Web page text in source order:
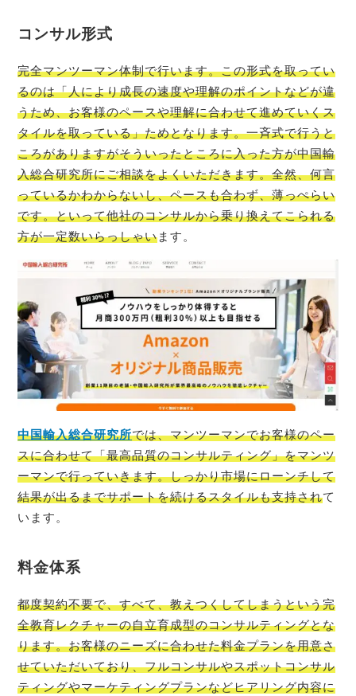
コンサル形式
完全マンツーマン体制で行います。この形式を取ってい
るのは「人により成長の速度や理解のポイントなどが違
うため、お客様のペースや理解に合わせて進めていくス
タイルを取っている」ためとなります。一斉式で行うと
ころがありますがそういったところに入った方が中国輸
入総合研究所にご相談をよくいただきます。全然、何言
っているかわからないし、ペースも合わず、薄っぺらい
です。といって他社のコンサルから乗り換えてこられる
方が一定数いらっしゃいます。
中国輸入総合研究所では、マンツーマンでお客様のペー
スに合わせて「最高品質のコンサルティング」をマンツ
ーマンで行っていきます。しっかり市場にローンチして
結果が出るまでサポートを続けるスタイルも支持されて
います。
料金体系
都度契約不要で、すべて、教えつくしてしまうという完
全教育レクチャーの自立育成型のコンサルティングとな
ります。お客様のニーズに合わせた料金プランを用意さ
せていただいており、フルコンサルやスポットコンサル
ティングやマーケティングプランなどヒアリング内容に